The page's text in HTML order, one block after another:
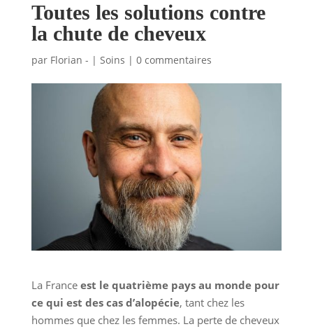
Toutes les solutions contre
la chute de cheveux
par Florian - | Soins | 0 commentaires
La Franceest le quatrième pays au monde pour
ce qui est des cas d’alopécie, tant chez les
hommes que chez les femmes. La perte de cheveux